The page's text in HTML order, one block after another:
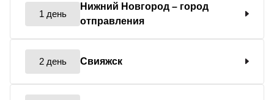
1 день
Нижний Новгород – город
отправления
2 день Свияжск